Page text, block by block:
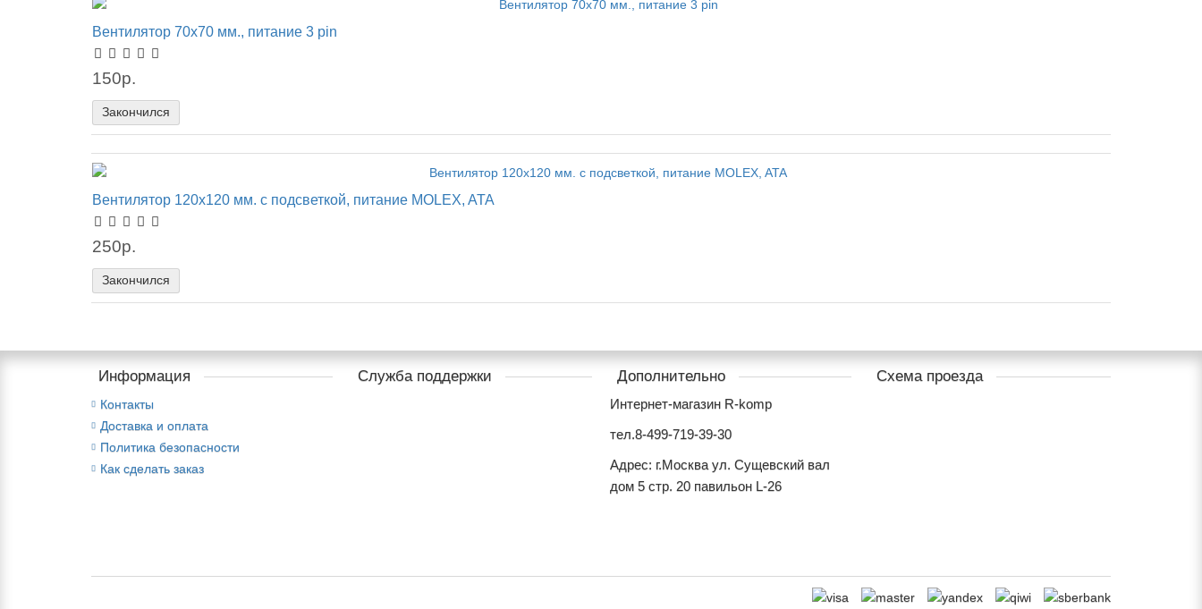
Вентилятор 70x70 мм., питание 3 pin
150р.
Закончился
Вентилятор 120x120 мм. с подсветкой, питание MOLEX, ATA
250р.
Закончился
Информация
Контакты
Доставка и оплата
Политика безопасности
Как сделать заказ
Служба поддержки Дополнительно
Интернет-магазин R-komp
тел.8-499-719-39-30
Адрес: г.Москва ул. Сущевский вал
дом 5 стр. 20 павильон L-26
Схема проезда